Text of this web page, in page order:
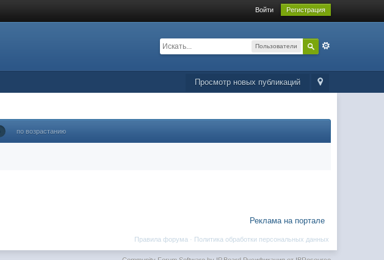
Войти Регистрация
Пользователи
Просмотр новых публикаций
по возрастанию
Реклама на портале
Политика обработки персональных данных
Правила форума ·